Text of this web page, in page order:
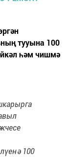
тууына 100
һәм чишмә
100